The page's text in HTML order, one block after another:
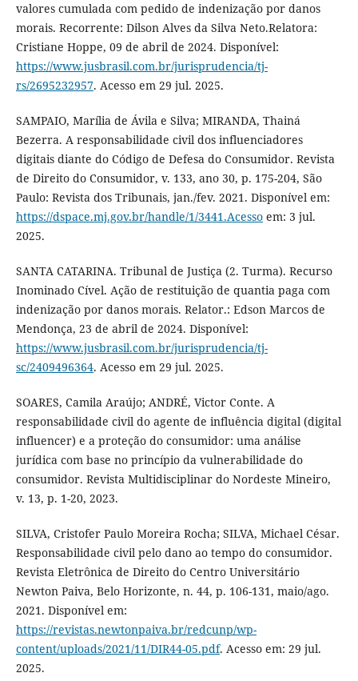
valores cumulada com pedido de indenização por danos
morais. Recorrente: Dilson Alves da Silva Neto.Relatora:
Cristiane Hoppe, 09 de abril de 2024. Disponível:
https://www.jusbrasil.com.br/jurisprudencia/tj-
rs/2695232957. Acesso em 29 jul. 2025.
SAMPAIO, Marília de Ávila e Silva; MIRANDA, Thainá
Bezerra. A responsabilidade civil dos influenciadores
digitais diante do Código de Defesa do Consumidor. Revista
de Direito do Consumidor, v. 133, ano 30, p. 175-204, São
Paulo: Revista dos Tribunais, jan./fev. 2021. Disponível em:
https://dspace.mj.gov.br/handle/1/3441.Acessoem: 3 jul.
2025.
SANTA CATARINA. Tribunal de Justiça (2. Turma). Recurso
Inominado Cível. Ação de restituição de quantia paga com
indenização por danos morais. Relator.: Edson Marcos de
Mendonça, 23 de abril de 2024. Disponível:
https://www.jusbrasil.com.br/jurisprudencia/tj-
sc/2409496364. Acesso em 29 jul. 2025.
SOARES, Camila Araújo; ANDRÉ, Victor Conte. A
responsabilidade civil do agente de influência digital (digital
influencer) e a proteção do consumidor: uma análise
jurídica com base no princípio da vulnerabilidade do
consumidor. Revista Multidisciplinar do Nordeste Mineiro,
v. 13, p. 1-20, 2023.
SILVA, Cristofer Paulo Moreira Rocha; SILVA, Michael César.
Responsabilidade civil pelo dano ao tempo do consumidor.
Revista Eletrônica de Direito do Centro Universitário
Newton Paiva, Belo Horizonte, n. 44, p. 106-131, maio/ago.
2021. Disponível em:
https://revistas.newtonpaiva.br/redcunp/wp-
content/uploads/2021/11/DIR44-05.pdf. Acesso em: 29 jul.
2025.